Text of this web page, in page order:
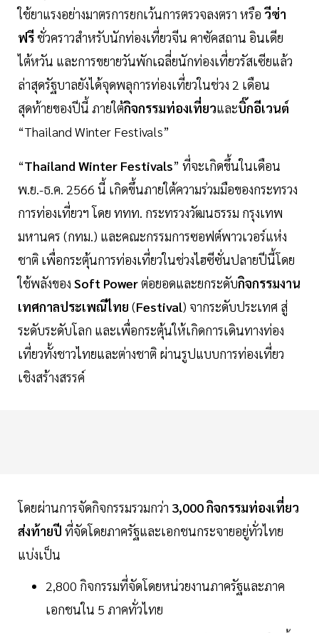
ใช้ยาแรงอย่างมาตรการยกเว้นการตรวจลงตรา หรือ วีซ่า
ฟรีชั่วคราวสำหรับนักท่องเที่ยวจีน คาซัคสถาน อินเดีย
ไต้หวัน และการขยายวันพักเฉลี่ยนักท่องเที่ยวรัสเซียแล้ว
ล่าสุดรัฐบาลยังได้จุดพลุการท่องเที่ยวในช่วง 2 เดือน
สุดท้ายของปีนี้ ภายใต้กิจกรรมท่องเที่ยวและบิ๊กอีเวนต์
“Thailand Winter Festivals”
“Thailand Winter Festivals” ที่จะเกิดขึ้นในเดือน
พ.ย.-ธ.ค. 2566 นี้ เกิดขึ้นภายใต้ความร่วมมือของกระทรวง
การท่องเที่ยวฯ โดย ททท. กระทรวงวัฒนธรรม กรุงเทพ
มหานคร (กทม.) และคณะกรรมการซอฟต์พาวเวอร์แห่ง
ชาติ เพื่อกระตุ้นการท่องเที่ยวในช่วงไฮซีซั่นปลายปีนี้โดย
ใช้พลังของ Soft Powerต่อยอดและยกระดับกิจกรรมงาน
เทศกาลประเพณีไทย (Festival) จากระดับประเทศ สู่
ระดับระดับโลก และเพื่อกระตุ้นให้เกิดการเดินทางท่อง
เที่ยวทั้งชาวไทยและต่างชาติ ผ่านรูปแบบการท่องเที่ยว
เชิงสร้างสรรค์
โดยผ่านการจัดกิจกรรมรวมกว่า 3,000 กิจกรรมท่องเที่ยว
ส่งท้ายปี ที่จัดโดยภาครัฐและเอกชนกระจายอยู่ทั่วไทย
แบ่งเป็น
2,800 กิจกรรมที่จัดโดยหน่วยงานภาครัฐและภาค
เอกชนใน 5 ภาคทั่วไทย